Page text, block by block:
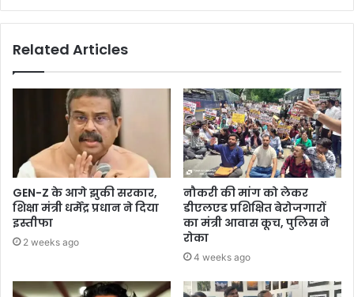
Related Articles
GEN-Z के आगे झुकी सरकार,
शिक्षा मंत्री धर्मेंद्र प्रधान ने दिया
इस्तीफा
2 weeks ago
नौकरी की मांग को लेकर
डीएलएड प्रशिक्षित बेरोजगारों
का मंत्री आवास कूच, पुलिस ने
रोका
4 weeks ago